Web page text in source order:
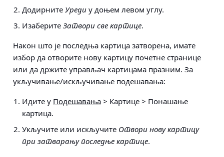
Додирните Уреди у доњем левом углу.
Изаберите Затвори све картице.
Након што је последња картица затворена, имате
избор да отворите нову картицу почетне странице
или да држите управљач картицама празним. За
укључивање/искључивање подешавања:
Идите у Подешавања > Картице > Понашање
картица.
Укључите или искључите Отвори нову картицу
при затварању последње картице.